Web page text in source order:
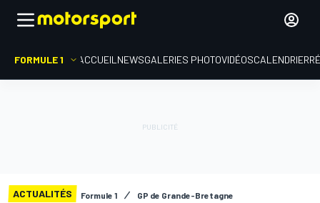
FORMULE 1 ACCUEIL NEWSGALERIES PHOTOVIDÉOSCALENDRIER
ACTUALITÉS Formule 1 GP de Grande-Bretagne